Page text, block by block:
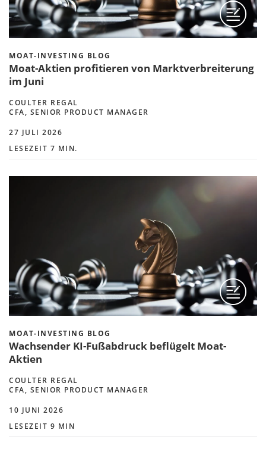
MOAT-INVESTING BLOG
Moat-Aktien profitieren von Marktverbreiterung
im Juni
COULTER REGAL
CFA, SENIOR PRODUCT MANAGER
27 JULI 2026
LESEZEIT 7 MIN.
MOAT-INVESTING BLOG
Wachsender KI-Fußabdruck beflügelt Moat-
Aktien
COULTER REGAL
CFA, SENIOR PRODUCT MANAGER
10 JUNI 2026
LESEZEIT 9 MIN